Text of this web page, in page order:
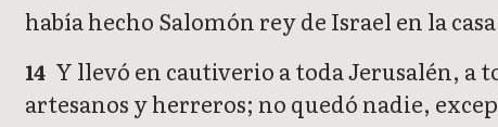
había hecho Salomón rey de Israel en la
14 Y llevó en cautiverio a toda Jerusalén, a
artesanos y herreros; no quedó nadie,